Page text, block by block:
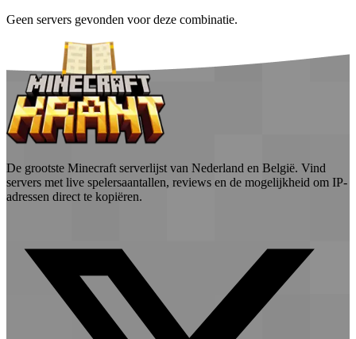
Geen servers gevonden voor deze combinatie.
De grootste Minecraft serverlijst van Nederland en België. Vind
servers met live spelersaantallen, reviews en de mogelijkheid om IP-
adressen direct te kopiëren.